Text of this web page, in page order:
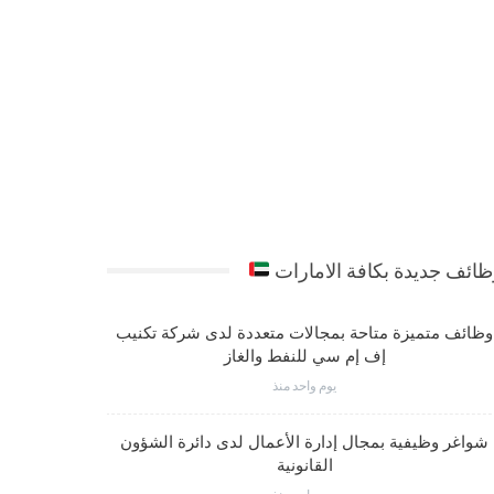
جديدة بكافة الامارات
وظائف متميزة متاحة بمجالات متعددة لدى شركة تكنيب
إف إم سي للنفط والغاز
يوم واحد منذ
شواغر وظيفية بمجال إدارة الأعمال لدى دائرة الشؤون
القانونية